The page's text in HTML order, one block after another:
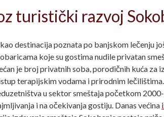
turistički razvoj
destinacija poznata po banjskom lečenju
koje su gostima nudile privatan
je broj privatnih soba, porodičnih kuća za
terapijskim vodama i prirodnim
u sektor smeštaja početkom
i na očekivanja gostiju. Danas većina